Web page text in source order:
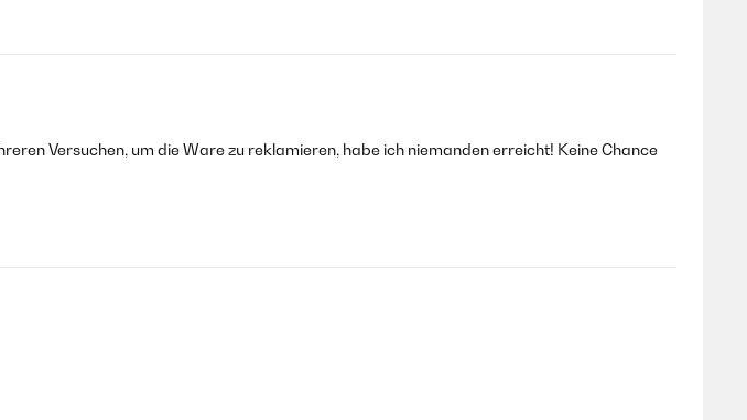
Versuchen, um die Ware zu reklamieren, habe ich niemanden erreicht! Keine Chance